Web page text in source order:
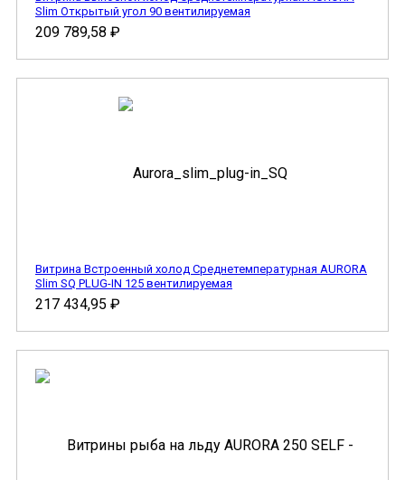
Slim Открытый угол 90 вентилируемая
209 789,58 ₽
Витрина Встроенный холод Cреднетемпературная AURORA
Slim SQ PLUG-IN 125 вентилируемая
217 434,95 ₽